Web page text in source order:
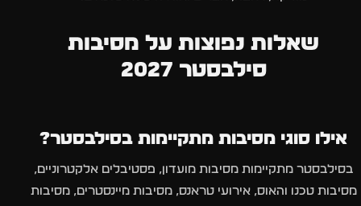
שאלות נפוצות על מסיבות
סילבסטר 2027
אילו סוגי מסיבות מתקיימות בסילבסטר?
בסילבסטר מתקיימות מסיבות מועדון, פסטיבלים אלקטרוניים,
מסיבות טכנו והאוס, אירועי טראנס, מסיבות מיינסטרים, מסיבות